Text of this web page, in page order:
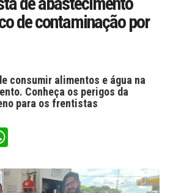
de contaminação por
consumir alimentos e água na
Conheça os perigos da
para os frentistas